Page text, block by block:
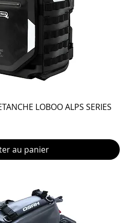
LOBOO ALPS SERIES
au panier